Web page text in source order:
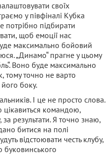
своїх
у півфіналі Кубка
потрібно підбирати
щоб емоції нас
максимально бойовий
„Динамо“ прагне у цьому
Воно буде максимально
тому точно не варто
його боку.
І це не просто слова.
командою,
за результати. Я точно знаю,
битися на полі
відстоювати честь клубу,
буковинського